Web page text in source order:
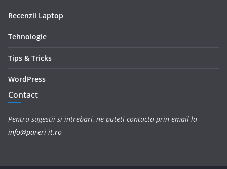
Recenzii Laptop
Tehnologie
Tips & Tricks
WordPress
Contact
Pentru sugestii si intrebari, ne puteti contacta prin email la
info@pareri-it.ro